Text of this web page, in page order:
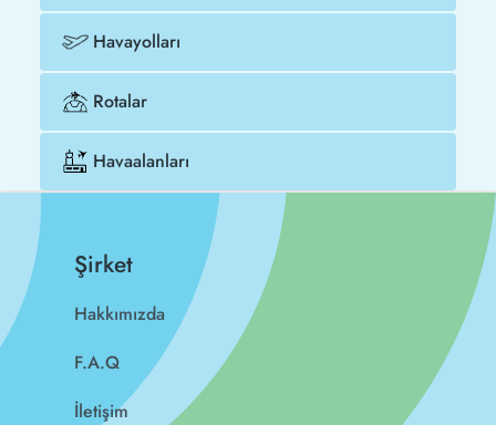
Havayolları
Rotalar
Havaalanları
Şirket
Hakkımızda
F.A.Q
İletişim